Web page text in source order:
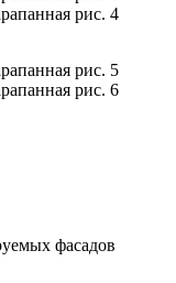
фасадов